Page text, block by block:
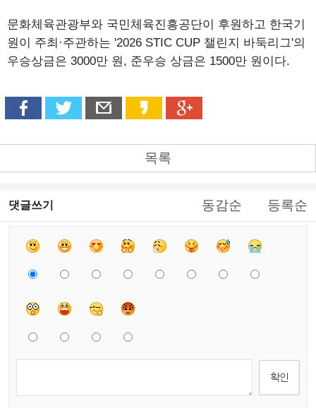
문화체육관광부와 국민체육진흥공단이 후원하고 한국기
원이 주최·주관하는 '2026 STIC CUP 챌린지 바둑리그'의
우승상금은 3000만 원, 준우승 상금은 1500만 원이다.
목록
댓글쓰기 동감순 등록순